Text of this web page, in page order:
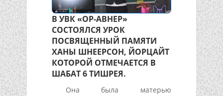
В УВК «ОР-АВНЕР»
СОСТОЯЛСЯ УРОК
ПОСВЯЩЕННЫЙ ПАМЯТИ
ХАНЫ ШНЕЕРСОН, ЙОРЦАЙТ
КОТОРОЙ ОТМЕЧАЕТСЯ В
ШАБАТ 6 ТИШРЕЯ.
Она была матерью